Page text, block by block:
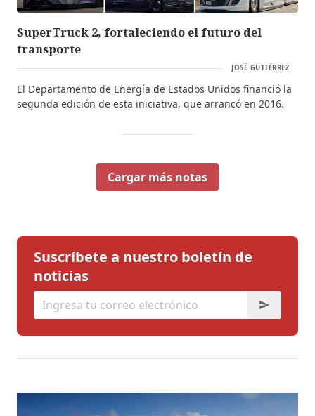
SuperTruck 2, fortaleciendo el futuro del
transporte
JOSÉ GUTIÉRREZ
El Departamento de Energía de Estados Unidos financió la
segunda edición de esta iniciativa, que arrancó en 2016.
Cargar más notas
Suscríbete a nuestro boletín de
noticias